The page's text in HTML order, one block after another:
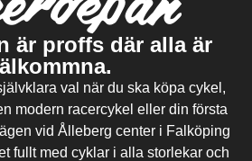
är proffs där alla är
val när du ska köpa cykel,
modern racercykel eller din första
vid Ålleberg center i Falköping
fullt med cyklar i alla storlekar och